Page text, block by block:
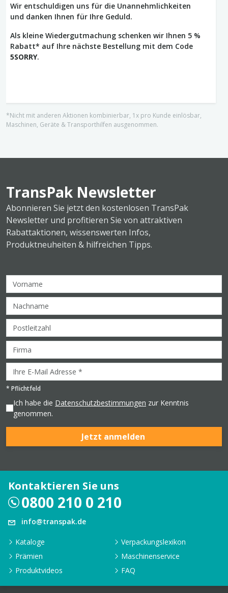
Wir entschuldigen uns für die Unannehmlichkeiten
und danken Ihnen für Ihre Geduld.
Als kleine Wiedergutmachung schenken wir Ihnen 5 %
Rabatt* auf Ihre nächste Bestellung mit dem Code
5SORRY.
*Nicht mit anderen Aktionen kombinierbar, 1x pro Kunde einlösbar,
Maschinen, Geräte & Transporthilfen ausgenommen.
TransPak Newsletter
Abonnieren Sie jetzt den kostenlosen TransPak
Newsletter und profitieren Sie von attraktiven
Rabattaktionen, wissenswerten Infos,
Produktneuheiten & hilfreichen Tipps.
* Pflichtfeld
Ich habe die Datenschutzbestimmungen zur Kenntnis
genommen.
Jetzt anmelden
Kontaktieren Sie uns
0800 210 0 210
info@transpak.de
Kataloge
Verpackungslexikon
Prämien
Maschinenservice
Produktvideos
FAQ